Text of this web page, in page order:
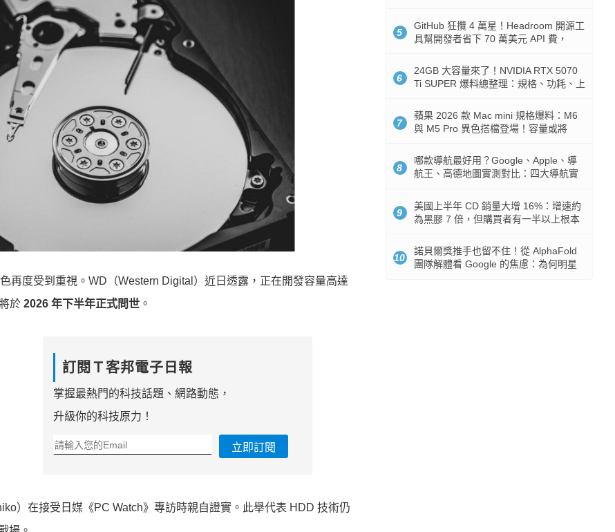
再度受到重視。WD（Western Digital）近日透露，正在開發容量高達
於 2026 年下半年正式問世 。
訂閱Ｔ客邦電子日報
掌握最熱門的科技話題、網路動態，
升級你的科技原力！
立即訂閱
）在接受日媒《PC Watch》專訪時親自證實。此舉代表 HDD 技術仍
5
GitHub 狂攬 4 萬星！Headroom 開源工
具幫開發者省下 70 萬美元 API 費，
6
24GB 大容量來了！NVIDIA RTX 5070
Ti SUPER 爆料總整理：規格、功耗、上
7
蘋果 2026 款 Mac mini 規格爆料：M6
與 M5 Pro 異色搭檔登場！容量或將
8
哪款導航最好用？Google、Apple、導
航王、高德地圖實測對比：四大導航實
9
美國上半年 CD 銷量大增 16%：增速約
為黑膠 7 倍，但購買者有一半以上根本
10
諾貝爾獎推手也留不住！從 AlphaFold
團隊解體看 Google 的焦慮：為何明星